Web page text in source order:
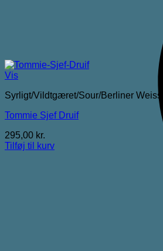
Vis
Syrligt/Vildtgæret/Sour/Berliner Weisse
Tommie Sjef Druif
295,00 kr.
Tilføj til kurv